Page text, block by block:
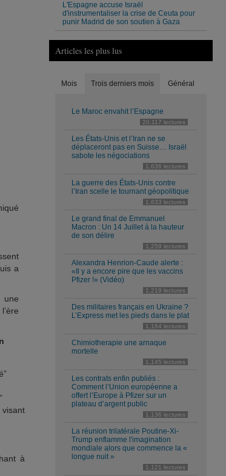
a
une
à
L'Espagne accuse Israël
d'instrumentaliser la crise de Ceuta pour
punir Madrid de son soutien à Gaza
Articles les plus lus
Mois Trois derniers mois Général
Le Maroc envahit l’Espagne
20,117 lectures
Les États-Unis et l’Iran ne se
déplaceront pas en Suisse… Israël
sabote les négociations
1,636 lectures
La guerre des États-Unis contre
l’Iran scelle le tournant géopolitique
1,633 lectures
Le grand final de Emmanuel
Macron : Un 14 Juillet à la hauteur
de son délire
1,259 lectures
Alexandra Henrion-Caude alerte :
«Il y a encore pire que les vaccins
Pfizer !» (Vidéo)
1,219 lectures
Des militaires français en Ukraine ?
L’Express met les pieds dans le plat
1,164 lectures
Chimiotherapie une arnaque
mortelle
1,145 lectures
Les contrats enfin publiés :
Comment l’Union européenne a
offert l’Europe à Pfizer sur un
plateau d’argent public
1,136 lectures
La réunion trilatérale Poutine-Xi-
Trump enflamme l'imagination
mondiale alors que commence la «
longue nuit »
1,121 lectures